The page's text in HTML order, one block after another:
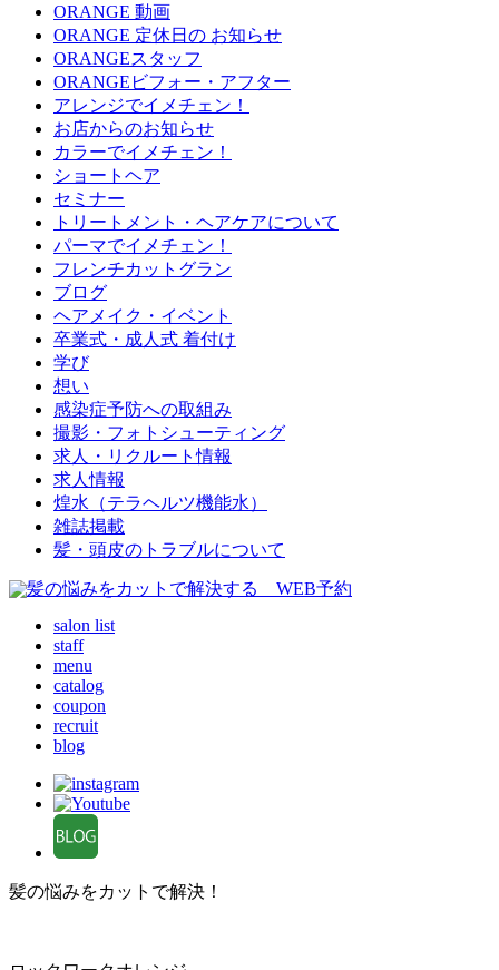
ORANGE 動画
ORANGE 定休日の お知らせ
ORANGEスタッフ
ORANGEビフォー・アフター
アレンジでイメチェン！
お店からのお知らせ
カラーでイメチェン！
ショートヘア
セミナー
トリートメント・ヘアケアについて
パーマでイメチェン！
フレンチカットグラン
ブログ
ヘアメイク・イベント
卒業式・成人式 着付け
学び
想い
感染症予防への取組み
撮影・フォトシューティング
求人・リクルート情報
求人情報
煌水（テラヘルツ機能水）
雑誌掲載
髪・頭皮のトラブルについて
salon list
staff
menu
catalog
coupon
recruit
blog
髪の悩みをカットで解決！